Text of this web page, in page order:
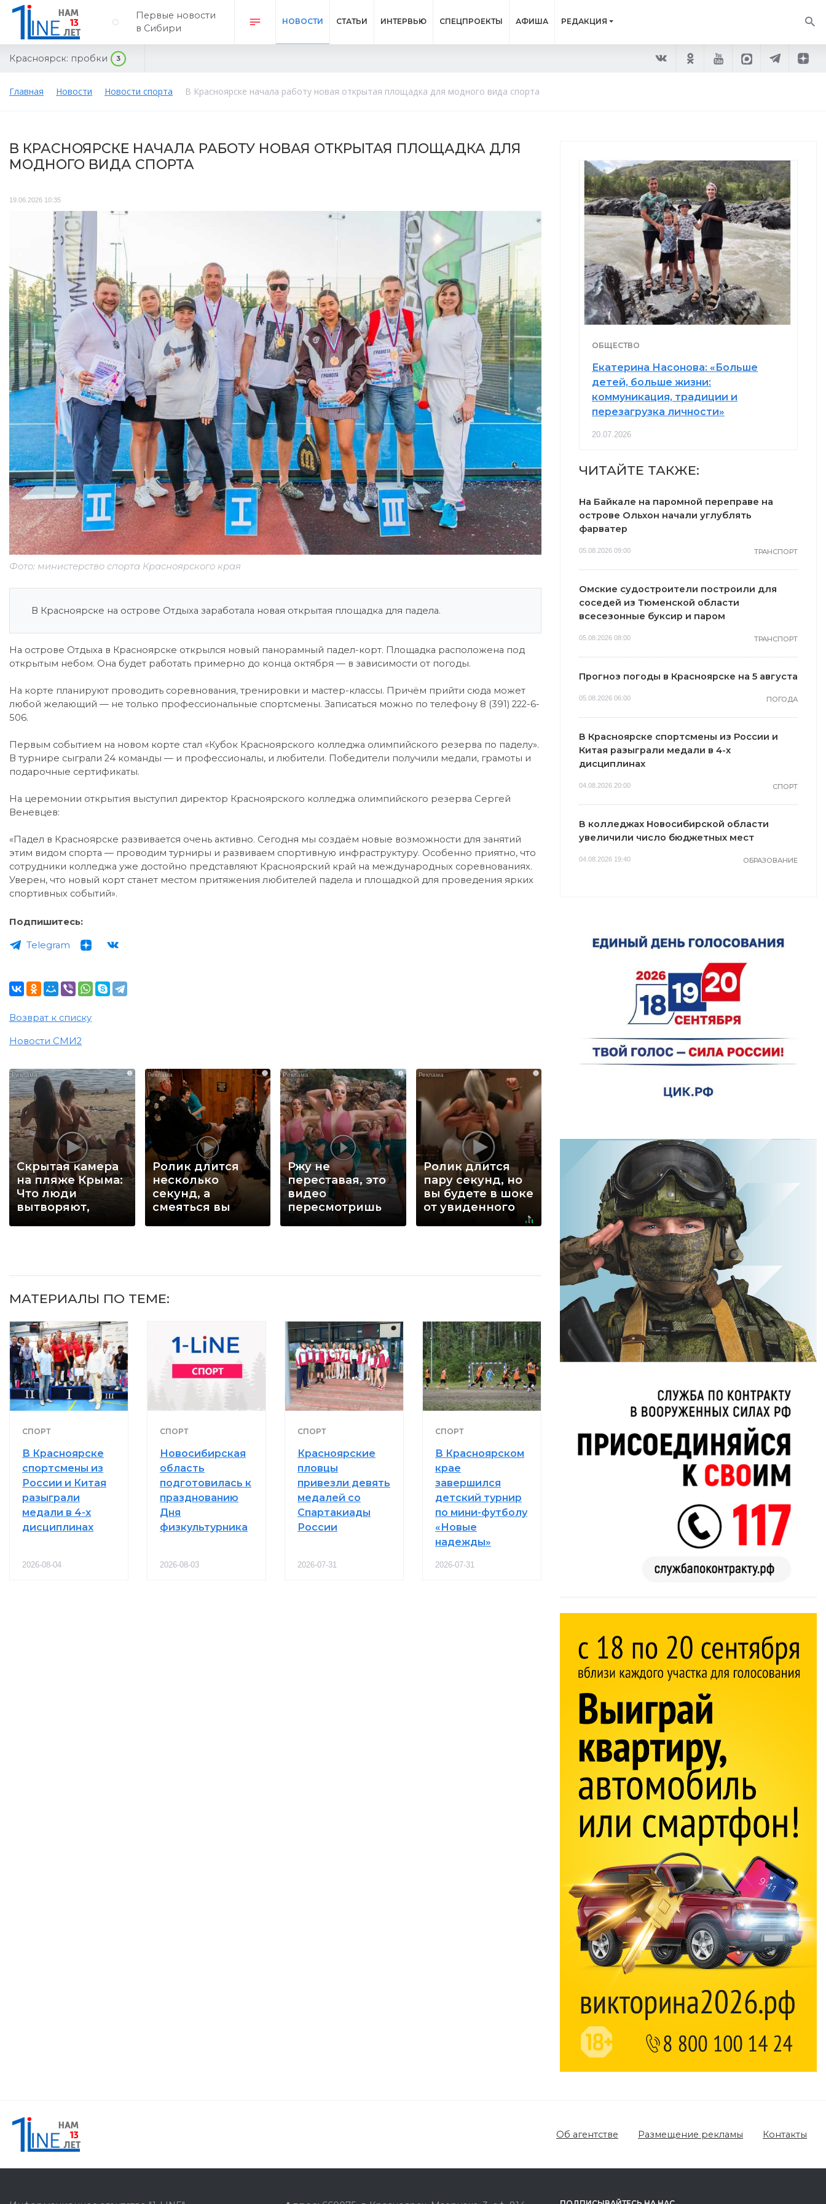
Первые новости
в Сибири
НОВОСТИ СТАТЬИ ИНТЕРВЬЮ СПЕЦПРОЕКТЫ АФИША РЕДАКЦИЯ
Красноярск: пробки 3
Главная Новости Новости спорта В Красноярске начала работу новая открытая площадка для модного вида спорта
В КРАСНОЯРСКЕ НАЧАЛА РАБОТУ НОВАЯ ОТКРЫТАЯ ПЛОЩАДКА ДЛЯ
МОДНОГО ВИДА СПОРТА
19.06.2026 10:35
Фото: министерство спорта Красноярского края
В Красноярске на острове Отдыха заработала новая открытая площадка для падела.
На острове Отдыха в Красноярске открылся новый панорамный падел-корт. Площадка расположена под
открытым небом. Она будет работать примерно до конца октября — в зависимости от погоды.
На корте планируют проводить соревнования, тренировки и мастер-классы. Причём прийти сюда может
любой желающий — не только профессиональные спортсмены. Записаться можно по телефону 8 (391) 222-6-
506.
Первым событием на новом корте стал «Кубок Красноярского колледжа олимпийского резерва по паделу».
В турнире сыграли 24 команды — и профессионалы, и любители. Победители получили медали, грамоты и
подарочные сертификаты.
На церемонии открытия выступил директор Красноярского колледжа олимпийского резерва Сергей
Веневцев:
«Падел в Красноярске развивается очень активно. Сегодня мы создаём новые возможности для занятий
этим видом спорта — проводим турниры и развиваем спортивную инфраструктуру. Особенно приятно, что
сотрудники колледжа уже достойно представляют Красноярский край на международных соревнованиях.
Уверен, что новый корт станет местом притяжения любителей падела и площадкой для проведения ярких
спортивных событий».
Подпишитесь:
Telegram
Возврат к списку
Новости СМИ2
i
Скрытая камера
на пляже Крыма:
Что люди
вытворяют,
i
Ролик длится
несколько
секунд, а
смеяться вы
i
Ржу не
переставая, это
видео
пересмотришь
i
Ролик длится
пару секунд, но
вы будете в шоке
от увиденного
Королева вагона
отожгла! Видео
не оставит
равнодушным
Этот танец
невесты оставит
вас без слов!
Пересмотрела 10
раз
МАТЕРИАЛЫ ПО ТЕМЕ:
СПОРТ
В Красноярске
спортсмены из
России и Китая
разыграли
медали в 4-х
дисциплинах
2026-08-04
СПОРТ
Новосибирская
область
подготовилась к
празднованию
Дня
физкультурника
2026-08-03
СПОРТ
Красноярские
пловцы
привезли девять
медалей со
Спартакиады
России
2026-07-31
СПОРТ
В Красноярском
крае
завершился
детский турнир
по мини-футболу
«Новые
надежды»
2026-07-31
ОБЩЕСТВО
Екатерина Насонова: «Больше
детей, больше жизни:
коммуникация, традиции и
перезагрузка личности»
20.07.2026
ЧИТАЙТЕ ТАКЖЕ:
На Байкале на паромной переправе на
острове Ольхон начали углублять
фарватер
05.08.2026 09:00 ТРАНСПОРТ
Омские судостроители построили для
соседей из Тюменской области
всесезонные буксир и паром
05.08.2026 08:00 ТРАНСПОРТ
Прогноз погоды в Красноярске на 5 августа
05.08.2026 06:00 ПОГОДА
В Красноярске спортсмены из России и
Китая разыграли медали в 4-х
дисциплинах
04.08.2026 20:00 СПОРТ
В колледжах Новосибирской области
увеличили число бюджетных мест
04.08.2026 19:40 ОБРАЗОВАНИЕ
Об агентстве Размещение рекламы Контакты